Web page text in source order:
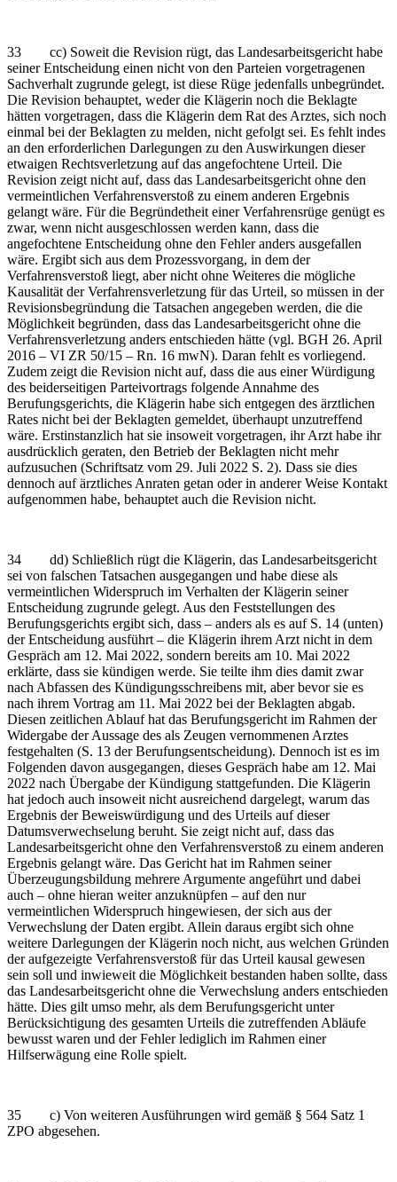
33 cc) Soweit die Revision rügt, das Landesarbeitsgericht habe
seiner Entscheidung einen nicht von den Parteien vorgetragenen
Sachverhalt zugrunde gelegt, ist diese Rüge jedenfalls unbegründet.
Die Revision behauptet, weder die Klägerin noch die Beklagte
hätten vorgetragen, dass die Klägerin dem Rat des Arztes, sich noch
einmal bei der Beklagten zu melden, nicht gefolgt sei. Es fehlt indes
an den erforderlichen Darlegungen zu den Auswirkungen dieser
etwaigen Rechtsverletzung auf das angefochtene Urteil. Die
Revision zeigt nicht auf, dass das Landesarbeitsgericht ohne den
vermeintlichen Verfahrensverstoß zu einem anderen Ergebnis
gelangt wäre. Für die Begründetheit einer Verfahrensrüge genügt es
zwar, wenn nicht ausgeschlossen werden kann, dass die
angefochtene Entscheidung ohne den Fehler anders ausgefallen
wäre. Ergibt sich aus dem Prozessvorgang, in dem der
Verfahrensverstoß liegt, aber nicht ohne Weiteres die mögliche
Kausalität der Verfahrensverletzung für das Urteil, so müssen in der
Revisionsbegründung die Tatsachen angegeben werden, die die
Möglichkeit begründen, dass das Landesarbeitsgericht ohne die
Verfahrensverletzung anders entschieden hätte (vgl. BGH 26. April
2016 – VI ZR 50/15 – Rn. 16 mwN). Daran fehlt es vorliegend.
Zudem zeigt die Revision nicht auf, dass die aus einer Würdigung
des beiderseitigen Parteivortrags folgende Annahme des
Berufungsgerichts, die Klägerin habe sich entgegen des ärztlichen
Rates nicht bei der Beklagten gemeldet, überhaupt unzutreffend
wäre. Erstinstanzlich hat sie insoweit vorgetragen, ihr Arzt habe ihr
ausdrücklich geraten, den Betrieb der Beklagten nicht mehr
aufzusuchen (Schriftsatz vom 29. Juli 2022 S. 2). Dass sie dies
dennoch auf ärztliches Anraten getan oder in anderer Weise Kontakt
aufgenommen habe, behauptet auch die Revision nicht.
34 dd) Schließlich rügt die Klägerin, das Landesarbeitsgericht
sei von falschen Tatsachen ausgegangen und habe diese als
vermeintlichen Widerspruch im Verhalten der Klägerin seiner
Entscheidung zugrunde gelegt. Aus den Feststellungen des
Berufungsgerichts ergibt sich, dass – anders als es auf S. 14 (unten)
der Entscheidung ausführt – die Klägerin ihrem Arzt nicht in dem
Gespräch am 12. Mai 2022, sondern bereits am 10. Mai 2022
erklärte, dass sie kündigen werde. Sie teilte ihm dies damit zwar
nach Abfassen des Kündigungsschreibens mit, aber bevor sie es
nach ihrem Vortrag am 11. Mai 2022 bei der Beklagten abgab.
Diesen zeitlichen Ablauf hat das Berufungsgericht im Rahmen der
Widergabe der Aussage des als Zeugen vernommenen Arztes
festgehalten (S. 13 der Berufungsentscheidung). Dennoch ist es im
Folgenden davon ausgegangen, dieses Gespräch habe am 12. Mai
2022 nach Übergabe der Kündigung stattgefunden. Die Klägerin
hat jedoch auch insoweit nicht ausreichend dargelegt, warum das
Ergebnis der Beweiswürdigung und des Urteils auf dieser
Datumsverwechselung beruht. Sie zeigt nicht auf, dass das
Landesarbeitsgericht ohne den Verfahrensverstoß zu einem anderen
Ergebnis gelangt wäre. Das Gericht hat im Rahmen seiner
Überzeugungsbildung mehrere Argumente angeführt und dabei
auch – ohne hieran weiter anzuknüpfen – auf den nur
vermeintlichen Widerspruch hingewiesen, der sich aus der
Verwechslung der Daten ergibt. Allein daraus ergibt sich ohne
weitere Darlegungen der Klägerin noch nicht, aus welchen Gründen
der aufgezeigte Verfahrensverstoß für das Urteil kausal gewesen
sein soll und inwieweit die Möglichkeit bestanden haben sollte, dass
das Landesarbeitsgericht ohne die Verwechslung anders entschieden
hätte. Dies gilt umso mehr, als dem Berufungsgericht unter
Berücksichtigung des gesamten Urteils die zutreffenden Abläufe
bewusst waren und der Fehler lediglich im Rahmen einer
Hilfserwägung eine Rolle spielt.
35 c) Von weiteren Ausführungen wird gemäß § 564 Satz 1
ZPO abgesehen.